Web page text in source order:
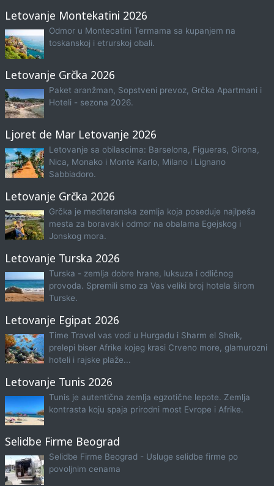
Letovanje Montekatini 2026
Odmor u Montecatini Termama sa kupanjem na
toskanskoj i etrurskoj obali.
Letovanje Grčka 2026
Paket aranžman, Sopstveni prevoz, Grčka Apartmani i
Hoteli - sezona 2026.
Ljoret de Mar Letovanje 2026
Letovanje sa obilascima: Barselona, Figueras, Girona,
Nica, Monako i Monte Karlo, Milano i Lignano
Sabbiadoro.
Letovanje Grčka 2026
Grčka je mediteranska zemlja koja poseduje najlpeša
mesta za boravak i odmor na obalama Egejskog i
Jonskog mora.
Letovanje Turska 2026
Turska - zemlja dobre hrane, luksuza i odličnog
provoda. Spremili smo za Vas veliki broj hotela širom
Turske.
Letovanje Egipat 2026
Time Travel vas vodi u Hurgadu i Sharm el Sheik,
prelepi biser Afrike kojeg krasi Crveno more, glamurozni
hoteli i rajske plaže...
Letovanje Tunis 2026
Tunis je autentična zemlja egzotične lepote. Zemlja
kontrasta koju spaja prirodni most Evrope i Afrike.
Selidbe Firme Beograd
Selidbe Firme Beograd - Usluge selidbe firme po
povoljnim cenama